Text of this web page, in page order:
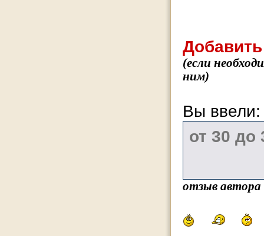
(если
ним)
Вы
отзыв